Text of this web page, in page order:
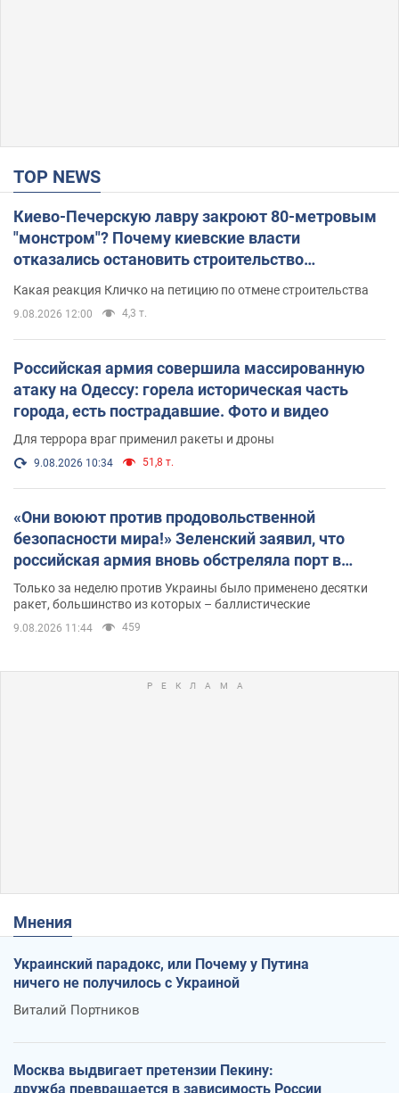
TOP NEWS
Киево-Печерскую лавру закроют 80-метровым
"монстром"? Почему киевские власти
отказались остановить строительство
Какая реакция Кличко на петицию по отмене строительства
9.08.2026 12:00 4,3 т.
Российская армия совершила массированную
атаку на Одессу: горела историческая часть
города, есть пострадавшие. Фото и видео
Для террора враг применил ракеты и дроны
9.08.2026 10:34 51,8 т.
«Они воюют против продовольственной
безопасности мира!» Зеленский заявил, что
российская армия вновь обстреляла порт в
Одессе
Только за неделю против Украины было применено десятки
ракет, большинство из которых – баллистические
9.08.2026 11:44 459
Мнения
Украинский парадокс, или Почему у Путина
ничего не получилось с Украиной
Виталий Портников
Москва выдвигает претензии Пекину:
дружба превращается в зависимость России